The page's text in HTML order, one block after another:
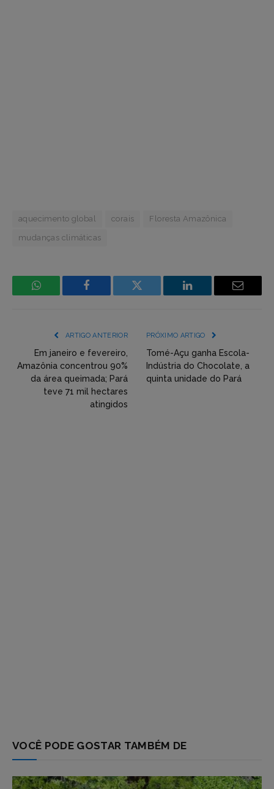
aquecimento global corais Floresta Amazônica
mudanças climáticas
WhatsApp Facebook
Incorpore
(YouTube,
Twitter,
Flickr
LinkedIn Email
ARTIGO ANTERIOR
Em janeiro e fevereiro,
Amazônia concentrou 90%
da área queimada; Pará
teve 71 mil hectares
atingidos
PRÓXIMO ARTIGO
Tomé-Açu ganha Escola-
Indústria do Chocolate, a
quinta unidade do Pará
VOCÊ PODE GOSTAR TAMBÉM DE